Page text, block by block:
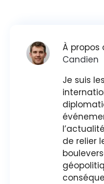
À propos
Candien
Je suis
de relier